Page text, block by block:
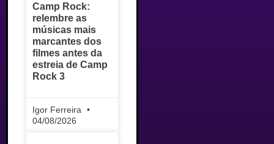
Camp Rock:
relembre as
músicas mais
marcantes dos
filmes antes da
estreia de Camp
Rock 3
Igor Ferreira
04/08/2026